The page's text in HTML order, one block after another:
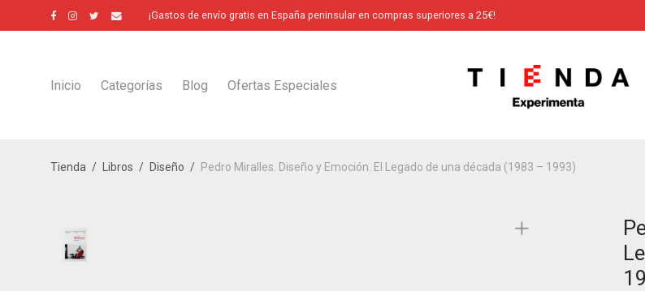
¡Gastos de envío gratis en España peninsular en compras superiores a 25€!
Inicio Categorías Blog Ofertas Especiales
Tienda / Libros / Diseño / Pedro Miralles. Diseño y Emoción. El Legado de una década (1983 – 1993)